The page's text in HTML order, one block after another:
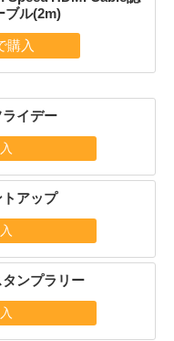
ブル(2m)
イデー
アップ
ンプラリー